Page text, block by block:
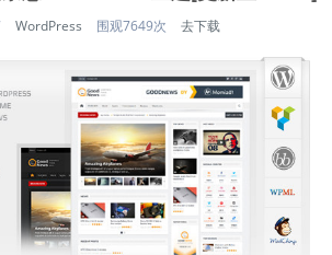
WordPress 围观7649次 去下载